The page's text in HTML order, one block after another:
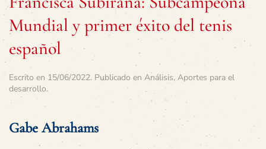
Mundial y primer éxito del tenis
español
Escrito en 15/06/2022. Publicado en Análisis, Aportes para el
desarrollo.
Gabe Abrahams